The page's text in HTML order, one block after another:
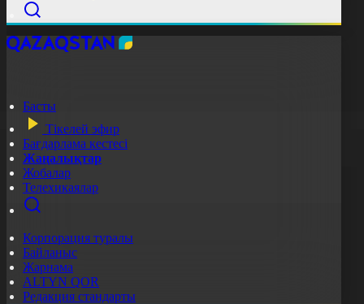
Басты
Тікелей эфир
Бағдарлама кестесі
Жаңалықтар
Жобалар
Телехикаялар
Корпорация туралы
Байланыс
Жарнама
ALTYN QOR
Редакция стандарты